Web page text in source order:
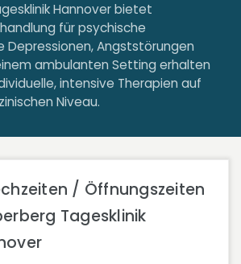
Hannover bietet
für psychische
Depressionen, Angststörungen
ambulanten Setting erhalten
intensive Therapien auf
Niveau.
/ Öffnungszeiten
Tagesklinik